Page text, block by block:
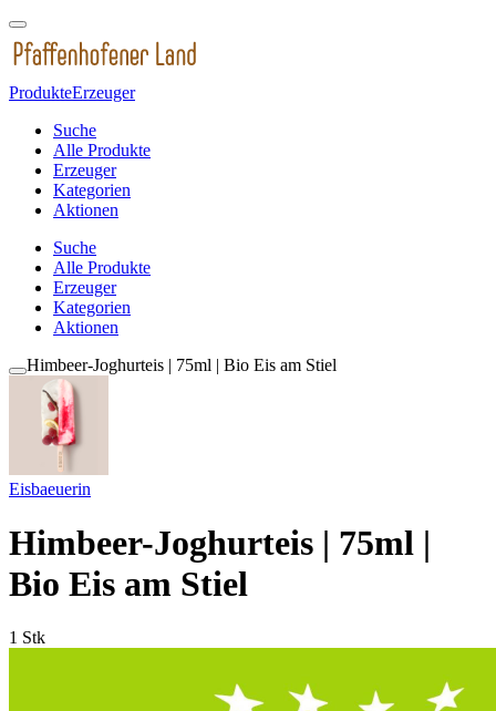
ProdukteErzeuger
Suche
Alle Produkte
Erzeuger
Kategorien
Aktionen
Suche
Alle Produkte
Erzeuger
Kategorien
Aktionen
Himbeer-Joghurteis | 75ml | Bio Eis am Stiel
Eisbaeuerin
Himbeer-Joghurteis | 75ml |
Bio Eis am Stiel
1 Stk